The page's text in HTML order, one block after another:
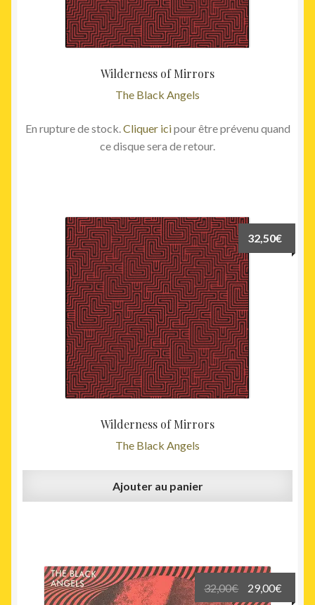
Wilderness of Mirrors
The Black Angels
En rupture de stock.Cliquer icipour être prévenu quand
ce disque sera de retour.
Wilderness of Mirrors
The Black Angels
32,50€
Ajouter au panier
32,00€
Le
29,00€